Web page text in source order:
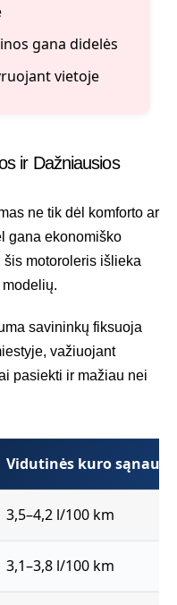
gana didelės
vietoje
ir Dažniausios
ne tik dėl komforto ar
gana ekonomiško
motoroleris išlieka
savininkų fiksuoja
važiuojant
pasiekti ir mažiau nei
Vidutinės kuro
3,5–4,2 l/100 km
3,1–3,8 l/100 km